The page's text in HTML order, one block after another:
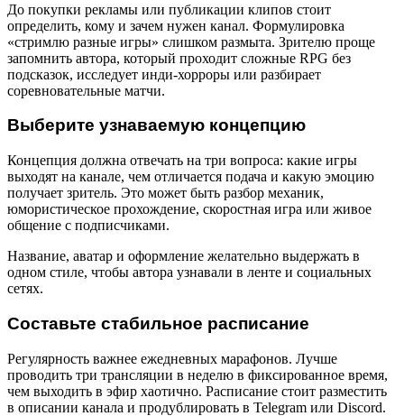
До покупки рекламы или публикации клипов стоит
определить, кому и зачем нужен канал. Формулировка
«стримлю разные игры» слишком размыта. Зрителю проще
запомнить автора, который проходит сложные RPG без
подсказок, исследует инди-хорроры или разбирает
соревновательные матчи.
Выберите узнаваемую концепцию
Концепция должна отвечать на три вопроса: какие игры
выходят на канале, чем отличается подача и какую эмоцию
получает зритель. Это может быть разбор механик,
юмористическое прохождение, скоростная игра или живое
общение с подписчиками.
Название, аватар и оформление желательно выдержать в
одном стиле, чтобы автора узнавали в ленте и социальных
сетях.
Составьте стабильное расписание
Регулярность важнее ежедневных марафонов. Лучше
проводить три трансляции в неделю в фиксированное время,
чем выходить в эфир хаотично. Расписание стоит разместить
в описании канала и продублировать в Telegram или Discord.